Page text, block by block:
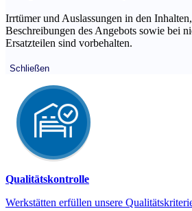
Irrtümer und Auslassungen in den
Beschreibungen des Angebots sowie bei
Ersatzteilen sind vorbehalten.
Schließen
Qualitätskontrolle
Werkstätten erfüllen unsere